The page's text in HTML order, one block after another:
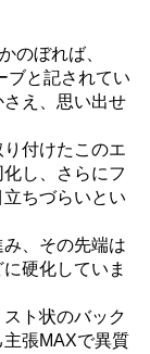
のぼれば、
ブと記されてい
え、思い出せ
付けたこのエ
し、さらにフ
ちづらいとい
、その先端は
硬化していま
ト状のバック
張MAXで異質